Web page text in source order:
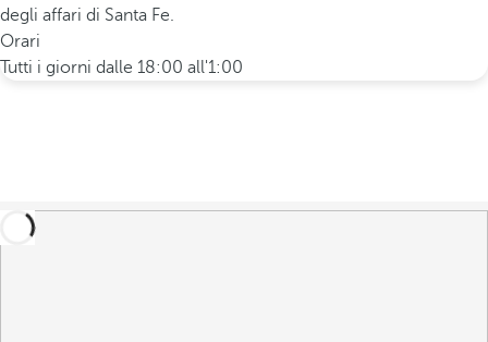
degli affari di Santa Fe.
Orari
Tutti i giorni dalle 18:00 all'1:00